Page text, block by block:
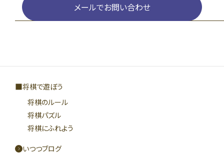
メールでお問い合わせ
将棋で遊ぼう
将棋のルール
将棋パズル
将棋にふれよう
いつつブログ